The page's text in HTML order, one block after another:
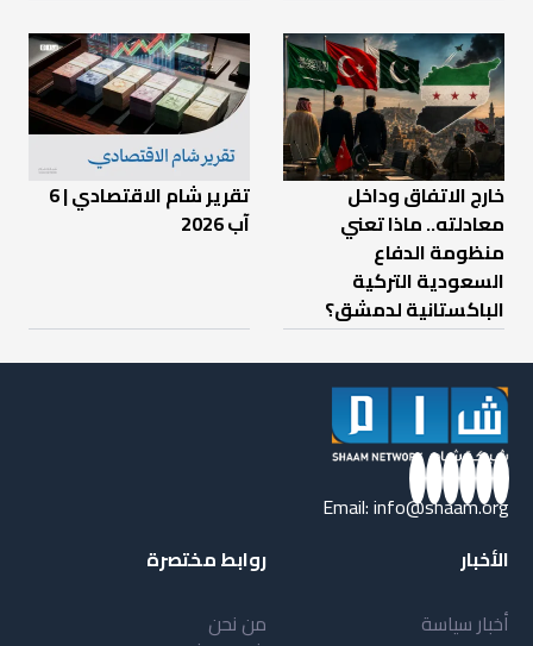
خارج الاتفاق وداخل
معادلته.. ماذا تعني
منظومة الدفاع
السعودية التركية
الباكستانية لدمشق؟
تقرير شام الاقتصادي | 6
آب 2026
Email:info@shaam.org
الأخبار
أخبار سياسة
روابط مختصرة
من نحن